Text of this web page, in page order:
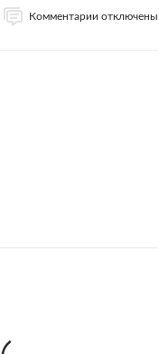
Комментарии отключены